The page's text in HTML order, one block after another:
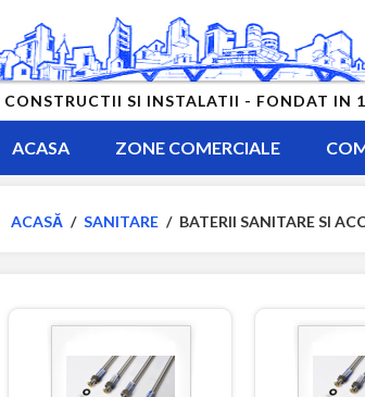
CONSTRUCTII SI INSTALATII - FONDAT IN
ACASA ZONE COMERCIALE
ACASĂ / SANITARE / BATERII SANITARE SI